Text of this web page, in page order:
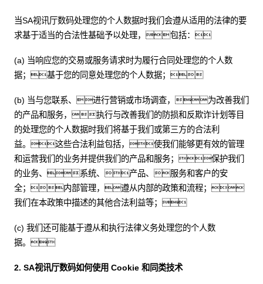
当SA视讯厅数码处理您的个人数据时我们会遵从适用的法律的要
求基于适当的合法性基础予以处理，包括：
(a) 当响应您的交易或服务请求时为履行合同处理您的个人数
据；基于您的同意处理您的个人数据；
(b) 当与您联系、进行营销或市场调查，为改善我们
的产品和服务，执行与改善我们的防损和反欺诈计划等目
的处理您的个人数据时我们将基于我们或第三方的合法利
益。这些合法利益包括，使我们能够更有效的管理
和运营我们的业务并提供我们的产品和服务；保护我们
的业务、系统、产品、服务和客户的安
全；内部管理，遵从内部的政策和流程；
我们在本政策中描述的其他合法利益等；
(c) 我们还可能基于遵从和执行法律义务处理您的个人数
据。
2. SA视讯厅数码如何使用 Cookie 和同类技术